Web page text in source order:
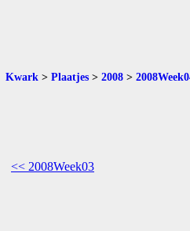
Kwark > Plaatjes > 2008 >
<< 2008Week03